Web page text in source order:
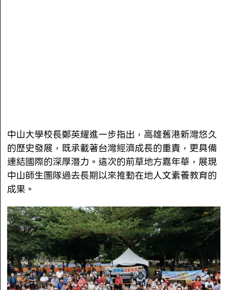
中山大學校長鄭英耀進一步指出，高雄舊港新灣悠久
的歷史發展，既承載著台灣經濟成長的重責，更具備
連結國際的深厚潛力。這次的前草地方嘉年華，展現
中山師生團隊過去長期以來推動在地人文素養教育的
成果。